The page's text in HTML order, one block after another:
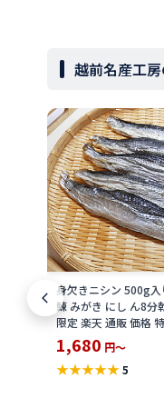
越前名産工
身欠きニシン 500g
鰊 みがき にし ん8分
限定 楽天 通販 価格
1,680 円～
★★★★★5